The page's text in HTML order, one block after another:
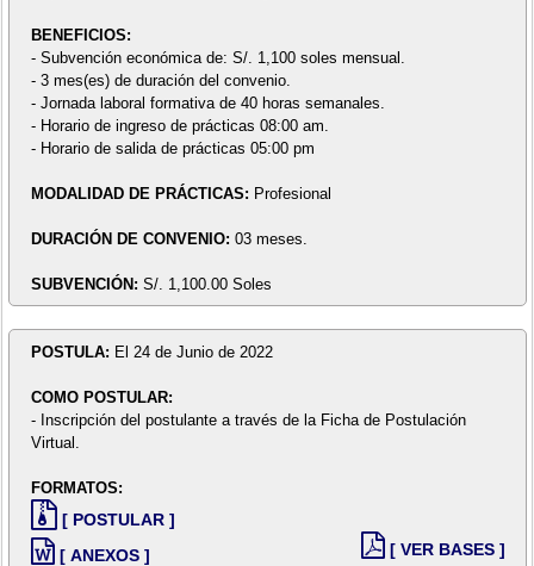
BENEFICIOS:
- Subvención económica de: S/. 1,100 soles mensual.
- 3 mes(es) de duración del convenio.
- Jornada laboral formativa de 40 horas semanales.
- Horario de ingreso de prácticas 08:00 am.
- Horario de salida de prácticas 05:00 pm
MODALIDAD DE PRÁCTICAS: Profesional
DURACIÓN DE CONVENIO: 03 meses.
SUBVENCIÓN: S/. 1,100.00 Soles
POSTULA: El 24 de Junio de 2022
COMO POSTULAR:
- Inscripción del postulante a través de la Ficha de Postulación
Virtual.
FORMATOS:
[ POSTULAR ]
[ ANEXOS ]
[ VER BASES ]